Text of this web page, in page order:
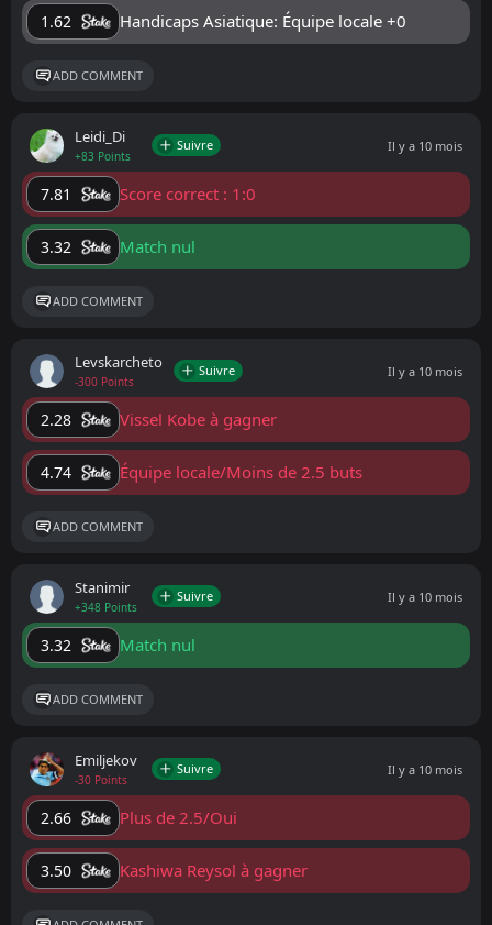
1.62 Handicaps Asiatique: Équipe locale +0
ADD COMMENT
Leidi_Di
+83 Points
Suivre Il y a 10 mois
7.81 Score correct : 1:0
3.32 Match nul
ADD COMMENT
Levskarcheto
-300 Points
Suivre Il y a 10 mois
2.28 Vissel Kobe à gagner
4.74 Équipe locale/Moins de 2.5 buts
ADD COMMENT
Stanimir
+348 Points
Suivre Il y a 10 mois
3.32 Match nul
ADD COMMENT
Emiljekov
-30 Points
Suivre Il y a 10 mois
2.66 Plus de 2.5/Oui
3.50 Kashiwa Reysol à gagner